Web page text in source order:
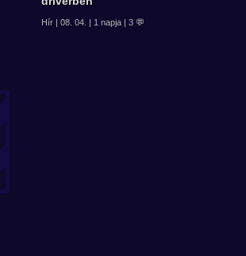
Hír | 08. 04. | 1 napja | 3 💬